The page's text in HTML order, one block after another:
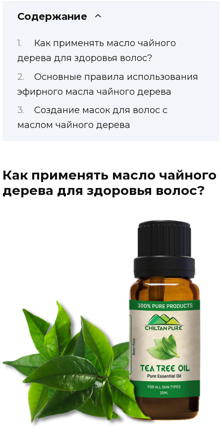
Содержание
Как применять масло чайного
дерева для здоровья волос?
Основные правила использования
эфирного масла чайного дерева
Создание масок для волос с
маслом чайного дерева
Как применять масло чайного
дерева для здоровья волос?